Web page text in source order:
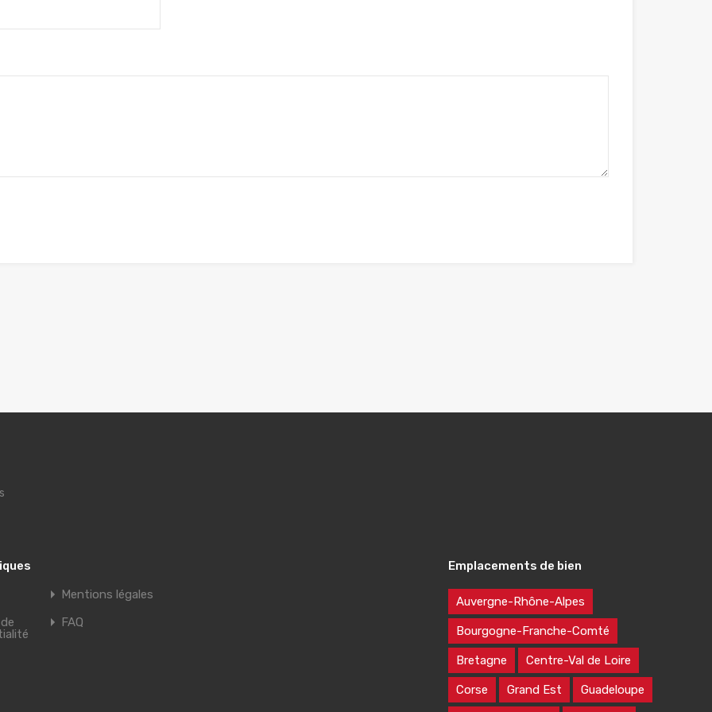
Mentions légales
FAQ
Emplacements de bien
Auvergne-Rhône-Alpes
Bourgogne-Franche-Comté
Bretagne Centre-Val de Loire
Corse Grand Est Guadeloupe